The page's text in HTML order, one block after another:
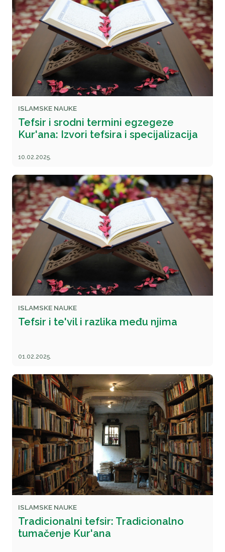
ISLAMSKE NAUKE
Tefsir i srodni termini egzegeze
Kur'ana: Izvori tefsira i specijalizacija
10.02.2025.
ISLAMSKE NAUKE
Tefsir i te'vil i razlika među njima
01.02.2025.
ISLAMSKE NAUKE
Tradicionalni tefsir: Tradicionalno
tumačenje Kur'ana